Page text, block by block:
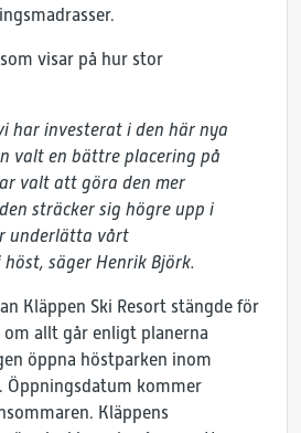
har investerat i den här nya
valt en bättre placering på
valt att göra den mer
sträcker sig högre upp i
underlätta vårt
säger Henrik Björk.
Kläppen Ski Resort stängde för
allt går enligt planerna
öppna höstparken inom
Öppningsdatum kommer
Kläppens